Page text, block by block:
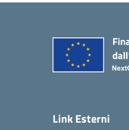
Link Esterni